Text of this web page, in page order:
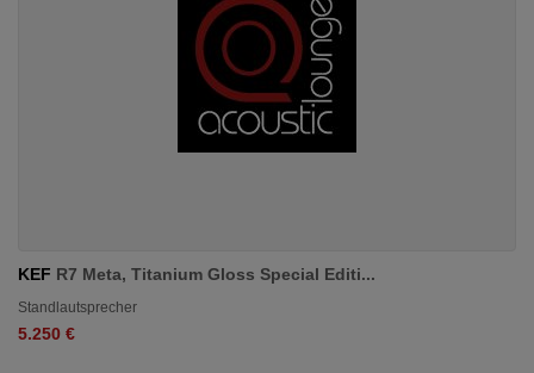
KEF R7 Meta, Titanium Gloss Special Editi...
Standlautsprecher
5.250 €